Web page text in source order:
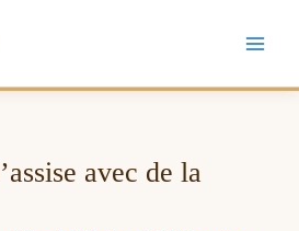
avec de la